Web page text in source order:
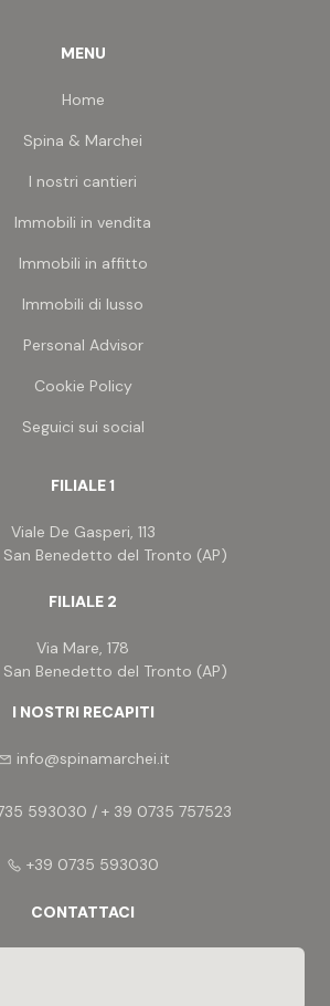
MENU
Home
Spina & Marchei
I nostri cantieri
Immobili in vendita
Immobili in affitto
Immobili di lusso
Personal Advisor
Cookie Policy
Seguici sui social
FILIALE 1
Viale De Gasperi, 113
Benedetto del Tronto (AP)
FILIALE 2
Via Mare, 178
Benedetto del Tronto (AP)
I NOSTRI RECAPITI
info@spinamarchei.it
593030 / + 39 0735 757523
+39 0735 593030
CONTATTACI